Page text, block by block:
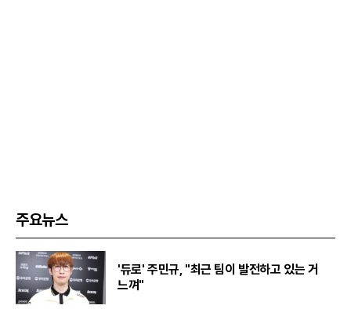
주요뉴스
'듀로' 주민규, "최근 팀이 발전하고 있는 거
느껴"